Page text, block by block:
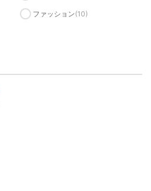
ファッション(10)